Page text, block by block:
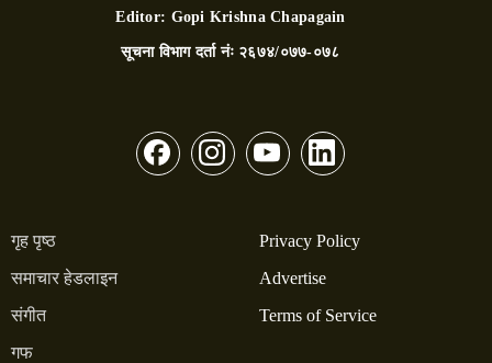
Editor: Gopi Krishna Chapagain
सूचना विभाग दर्ता नंः २६७४/०७७-०७८
गृह पृष्ठ
समाचार हेडलाइन
संगीत
गफ
Privacy Policy
Advertise
Terms of Service